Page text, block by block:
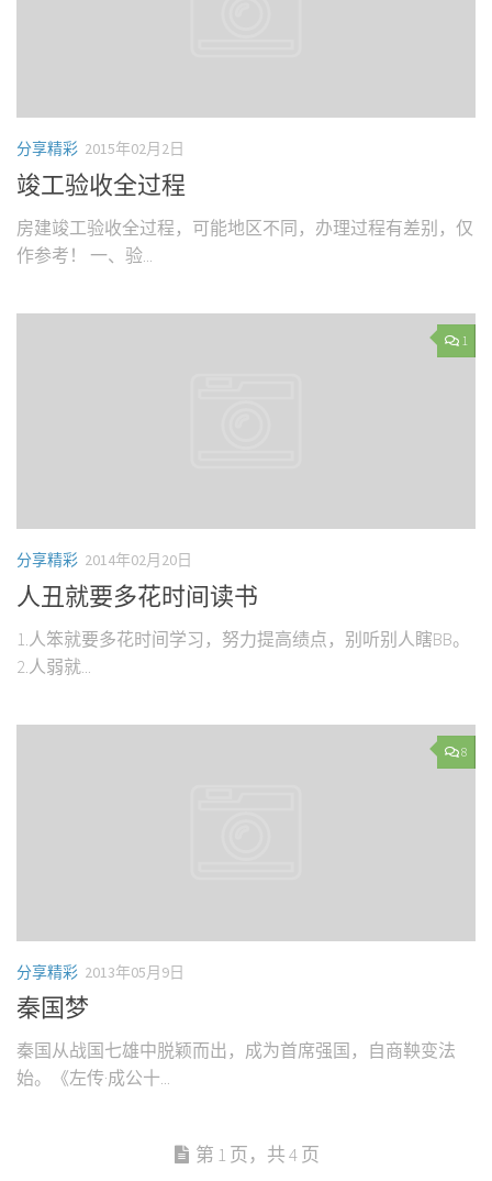
分享精彩 2015年02月2日
竣工验收全过程
房建竣工验收全过程，可能地区不同，办理过程有差别，仅
作参考！ 一、验...
1
分享精彩 2014年02月20日
人丑就要多花时间读书
1.人笨就要多花时间学习，努力提高绩点，别听别人瞎BB。
2.人弱就...
8
分享精彩 2013年05月9日
秦国梦
秦国从战国七雄中脱颖而出，成为首席强国，自商鞅变法
始。《左传·成公十...
第 1 页，共 4 页